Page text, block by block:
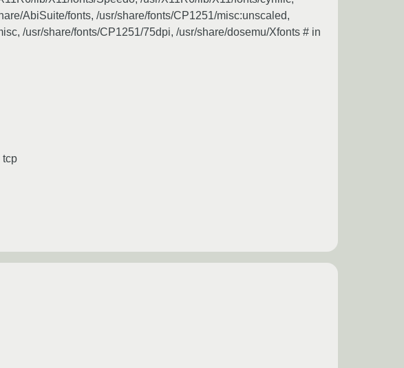
AbiSuite/fonts, /usr/share/fonts/CP1251/misc:unscaled,
/usr/share/fonts/CP1251/75dpi, /usr/share/dosemu/Xfonts # in
tcp